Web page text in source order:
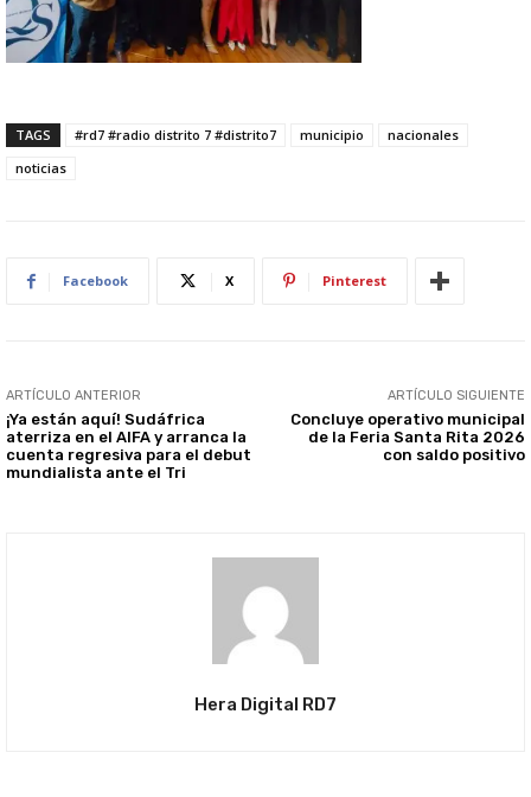
TAGS #rd7 #radio distrito 7 #distrito7 municipio
nacionales
noticias
Facebook X Pinterest
ARTÍCULO ANTERIOR
¡Ya están aquí! Sudáfrica
aterriza en el AIFA y arranca la
cuenta regresiva para el debut
mundialista ante el Tri
ARTÍCULO SIGUIENTE
Concluye operativo municipal
de la Feria Santa Rita 2026
con saldo positivo
Hera Digital RD7